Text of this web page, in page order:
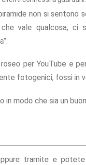
non si
vale qualcosa, ci
per YouTube e
fotogenici, fossi in
in modo che sia un
tramite e potete